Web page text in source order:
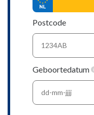
Postcode
Geboortedatum